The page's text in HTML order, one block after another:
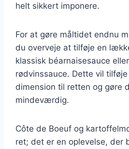
helt sikkert imponere.
For at gøre måltidet endnu
du overveje at tilføje en
klassisk béarnaisesauce
rødvinssauce. Dette vil
dimension til retten og gøre
mindeværdig.
Côte de Boeuf og
ret; det er en oplevelse, der